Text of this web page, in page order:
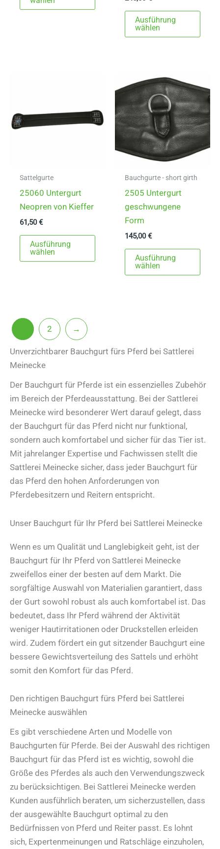
weist
Varianten
auf
der
Produktseite
gewählt
Ausführung
wählen
weist
Die
auf
der
Sattelgurte
25060 Untergurt
Neopren von Kieffer
61,50€
Ausführung
wählen
Dieses
weist
mehrere
können
Produktseite
gewählt
werden
Bauchgurte - short girth
2505 Untergurt
geschwungene
Form
145,00€
Ausführung
wählen
weist
der
2 →
Unverzichtbarer Bauchgurt fürs Pferd bei Sattlerei
Meinecke
Der Bauchgurt für Pferde ist ein essenzielles Zubehör
im Bereich der Pferdeausstattung. Bei der Sattlerei
Meinecke wird besonderer Wert darauf gelegt, dass
der Bauchgurt für das Pferd nicht nur funktional,
sondern auch komfortabel und sicher für das Tier ist.
Mit jahrelanger Expertise und Fachwissen stellt die
Sattlerei Meinecke sicher, dass jeder Bauchgurt für
das Pferd den hohen Anforderungen von
Pferdebesitzern und Reitern entspricht.
Unser Bauchgurt für Ihr Pferd bei Sattlerei Meinecke
Wenn es um Qualität und Langlebigkeit geht, ist der
Bauchgurt für Ihr Pferd von Sattlerei Meinecke
zweifellos einer der besten auf dem Markt. Die
sorgfältige Auswahl von Materialien garantiert, dass
der Gurt sowohl robust als auch komfortabel ist. Das
bedeutet, dass Ihr Pferd während der Aktivität
weniger Hautirritationen oder Druckstellen erleiden
wird. Zudem fördert ein gut sitzender Bauchgurt eine
bessere Gewichtsverteilung des Sattels und erhöht
somit den Komfort für das Pferd.
Den richtigen Bauchgurt fürs Pferd bei Sattlerei
Meinecke auswählen
Es gibt verschiedene Arten und Modelle von
Bauchgurten für Pferde. Bei der Auswahl des richtigen
Bauchgurt für das Pferd ist es wichtig, sowohl die
Größe des Pferdes als auch den Verwendungszweck
zu berücksichtigen. Bei Sattlerei Meinecke werden
Kunden ausführlich beraten, um sicherzustellen, dass
der ausgewählte Bauchgurt optimal zu den
Bedürfnissen von Pferd und Reiter passt. Es lohnt
sich, Expertenmeinungen und Ratschläge einzuholen,